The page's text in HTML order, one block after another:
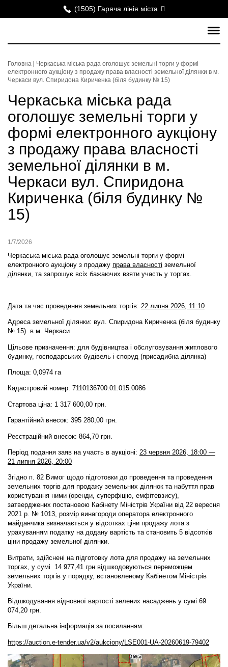
(1505) Гаряча лінія міста
Головна
Черкаська міська рада оголошує земельні торги у формі
електронного аукціону з продажу права власності земельної ділянки в м.
Черкаси вул. Спиридона Кириченка (біля будинку № 15)
Черкаська міська рада
оголошує земельні торги у
формі електронного аукціону
з продажу права власності
земельної ділянки в м.
Черкаси вул. Спиридона
Кириченка (біля будинку №
15)
1/7/2026
Черкаська міська рада оголошує земельні торги у формі
електронного аукціону з продажу права власності земельної
ділянки, та запрошує всіх бажаючих взяти участь у торгах.
Дата та час проведення земельних торгів: 22 липня 2026, 11:10
Адреса земельної ділянки: вул. Спиридона Кириченка (біля будинку
№ 15) в м. Черкаси
Цільове призначення: для будівництва і обслуговування житлового
будинку, господарських будівель і споруд (присадибна ділянка)
Площа: 0,0974 га
Кадастровий номер: 7110136700:01:015:0086
Стартова ціна: 1 317 600,00 грн.
Гарантійний внесок: 395 280,00 грн.
Реєстраційний внесок: 864,70 грн.
Період подання заяв на участь в аукціоні: 23 червня 2026, 18:00 —
21 липня 2026, 20:00
Згідно п. 82 Вимог щодо підготовки до проведення та проведення
земельних торгів для продажу земельних ділянок та набуття прав
користування ними (оренди, суперфіцію, емфітевзису),
затверджених постановою Кабінету Міністрів України від 22 вересня
2021 р. № 1013, розмір винагороди оператора електронного
майданчика визначається у відсотках ціни продажу лота з
урахуванням податку на додану вартість та становить 5 відсотків
ціни продажу земельної ділянки.
Витрати, здійснені на підготовку лота для продажу на земельних
торгах, у сумі 14 977,41 грн відшкодовуються переможцем
земельних торгів у порядку, встановленому Кабінетом Міністрів
України.
Відшкодування відновної вартості зелених насаджень у сумі 69
074,20 грн.
Більш детальна інформація за посиланням:
https://auction.e-tender.ua/v2/aukciony/LSE001-UA-20260619-79402